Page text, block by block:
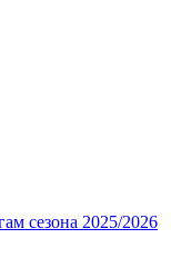
сезона 2025/2026